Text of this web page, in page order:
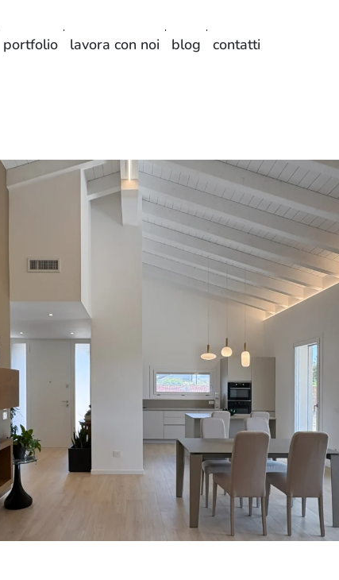
portfolio lavora con noi blog contatti